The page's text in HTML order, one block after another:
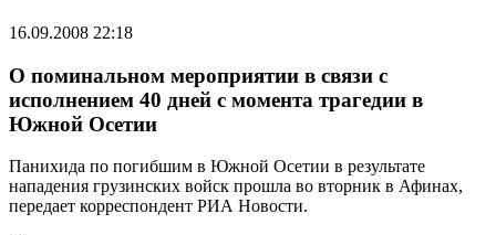
16.09.2008 22:18
О поминальном мероприятии в связи с
исполнением 40 дней с момента трагедии в
Южной Осетии
Панихида по погибшим в Южной Осетии в результате
нападения грузинских войск прошла во вторник в Афинах,
передает корреспондент РИА Новости.